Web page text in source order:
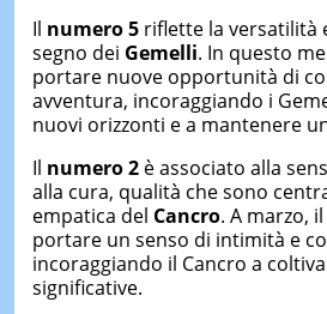
Il numero 5 riflette la versatilità
segno dei Gemelli. In questo
portare nuove opportunità di
avventura, incoraggiando i
nuovi orizzonti e a mantenere
Il numero 2 è associato alla
alla cura, qualità che sono
empatica del Cancro. A marzo,
portare un senso di intimità e
incoraggiando il Cancro a
significative.